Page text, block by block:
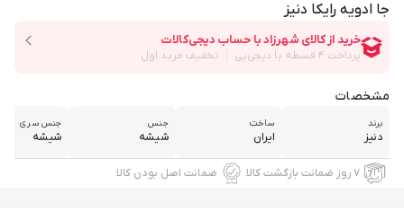
جا ادویه رایکا دنیز
مشخصات
برند
دنیز
ساخت
ایران
جنس
شیشه
جنس سری
شیشه
۷ روز ضمانت بازگشت کالا ضمانت اصل بودن کالا